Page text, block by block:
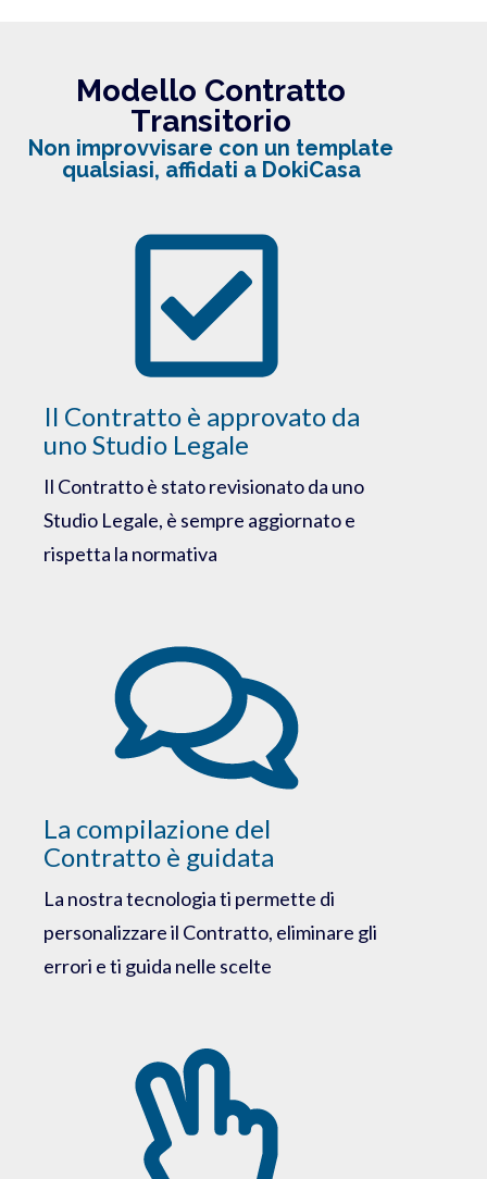
Modello Contratto
Transitorio
Non improvvisare con un template
qualsiasi, affidati a DokiCasa
Il Contratto è approvato da
uno Studio Legale
Il Contratto è stato revisionato da uno
Studio Legale, è sempre aggiornato e
rispetta la normativa
La compilazione del
Contratto è guidata
La nostra tecnologia ti permette di
personalizzare il Contratto, eliminare gli
errori e ti guida nelle scelte